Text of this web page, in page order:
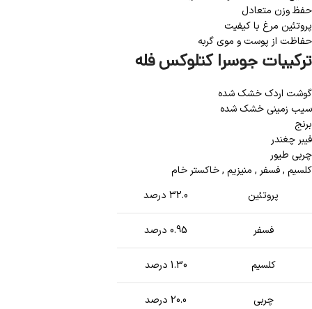
حفظ وزن متعادل
پروتئین مرغ با کیفیت
حفاظت از پوست و موی گربه
ترکیبات جوسرا کتلوکس فله
گوشت اردک خشک شده
سیب زمینی خشک شده
برنج
فیبر چغندر
چربی طیور
کلسیم , فسفر , منیزیم , خاکستر خام
پروتئین
32.0 درصد
فسفر 0.95 درصد
کلسیم 1.30 درصد
چربی 20.0 درصد